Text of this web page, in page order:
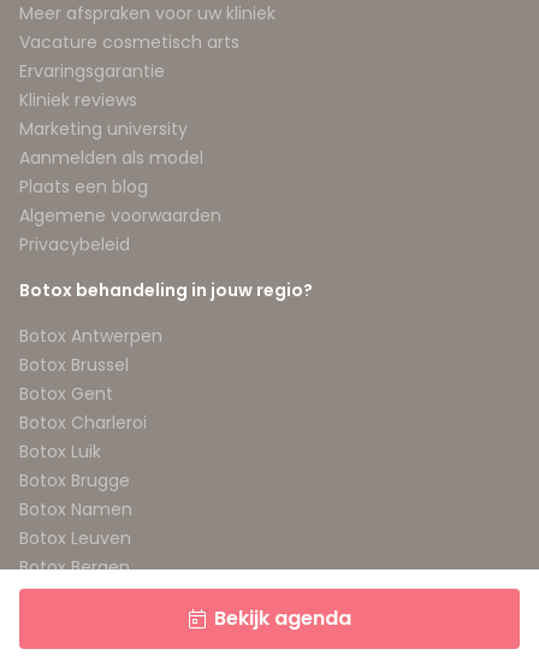
Bekijk agenda
Meer afspraken voor uw kliniek
Vacature cosmetisch arts
Ervaringsgarantie
Kliniek reviews
Marketing university
Aanmelden als model
Plaats een blog
Algemene voorwaarden
Privacybeleid
Botox behandeling in jouw regio?
Botox Antwerpen
Botox Brussel
Botox Gent
Botox Charleroi
Botox Luik
Botox Brugge
Botox Namen
Botox Leuven
Botox Bergen
Botox Aalst